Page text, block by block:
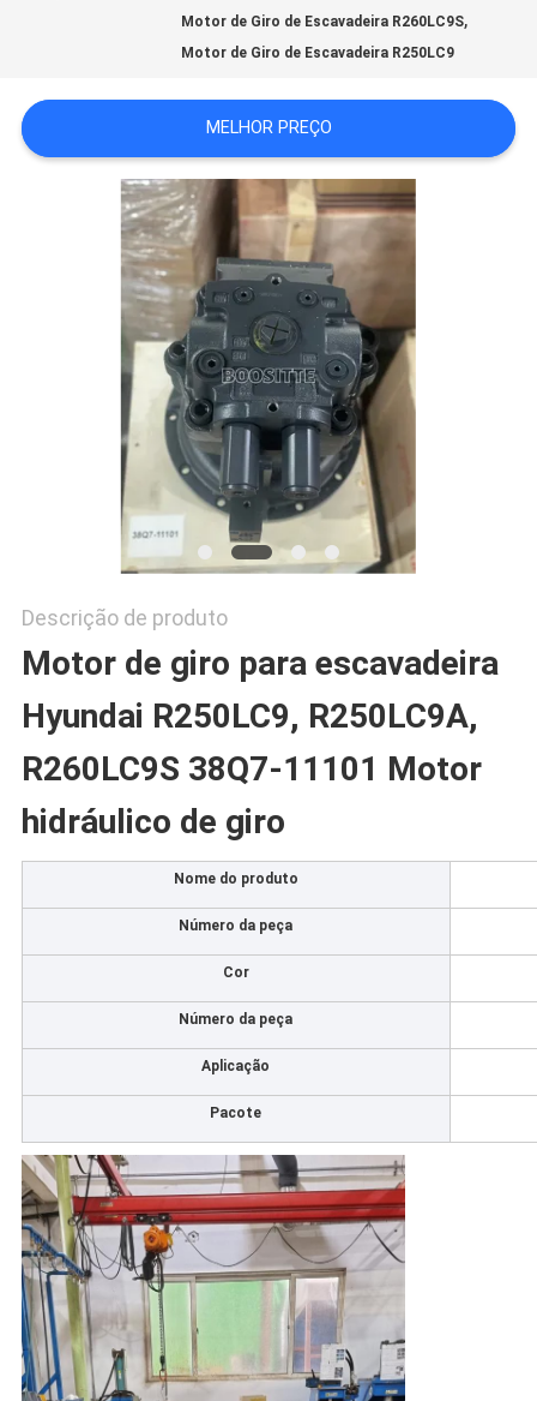
MAPA
PRIVACY
Motor de Giro de Escavadeira R260LC9S,
Motor de Giro de Escavadeira R250LC9
MELHOR PREÇO
Descrição de produto
Motor de giro para escavadeira
Hyundai R250LC9, R250LC9A,
R260LC9S 38Q7-11101 Motor
hidráulico de giro
Nome do produto
Número da peça
Cor
Número da peça
Aplicação
Pacote